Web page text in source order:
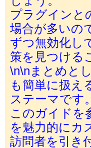
プラグインと
場合が多いの
ずつ無効化し
策を見つける
\n\nまとめと
も簡単に扱え
ステーマです。
このガイドを
を魅力的にカ
訪問者を引き